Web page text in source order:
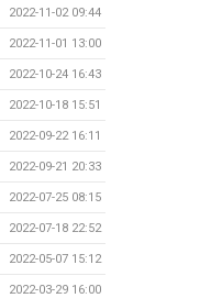
2022-11-02 09:44
2022-11-01 13:00
2022-10-24 16:43
2022-10-18 15:51
2022-09-22 16:11
2022-09-21 20:33
2022-07-25 08:15
2022-07-18 22:52
2022-05-07 15:12
2022-03-29 16:00